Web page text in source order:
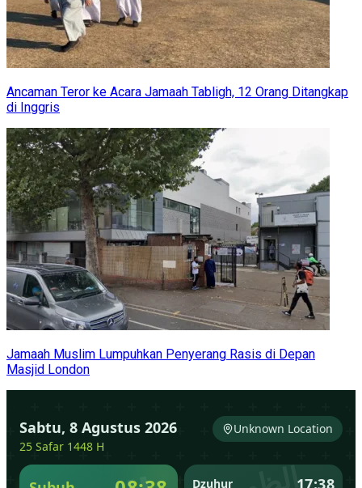
Ancaman Teror ke Acara Jamaah Tabligh, 12 Orang Ditangkap
di Inggris
Jamaah Muslim Lumpuhkan Penyerang Rasis di Depan
Masjid London